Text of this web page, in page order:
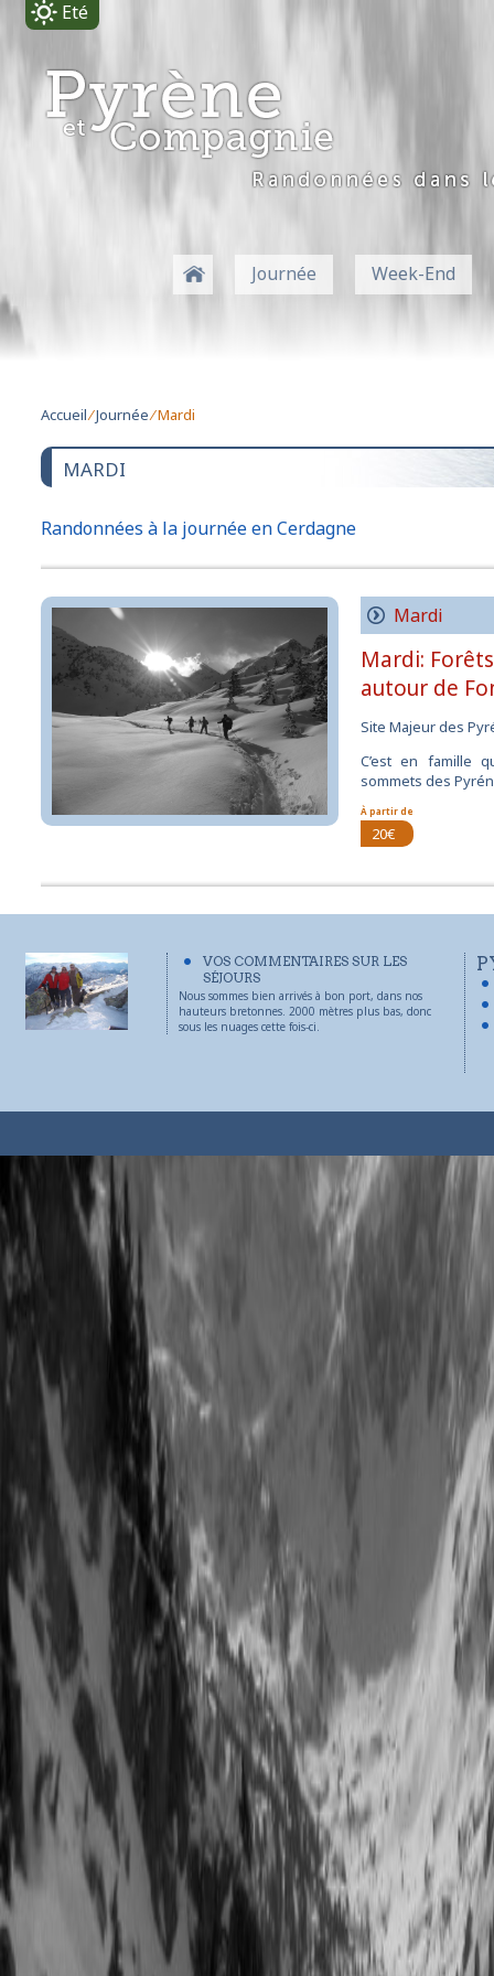
- Journée Week-End
Accueil⁄Journée⁄ Mardi
MARDI
Randonnées à la journée en Cerdagne
Mardi
Mardi:
autour de
Site Majeur des
C’est en famille
sommets des
À partir de
20€
VOS COMMENTAIRES SUR LES
SÉJOURS
Nous sommes bien arrivés à bon port, dans nos
hauteurs bretonnes. 2000 mètres plus bas, donc
sous les nuages cette fois-ci.
Eté